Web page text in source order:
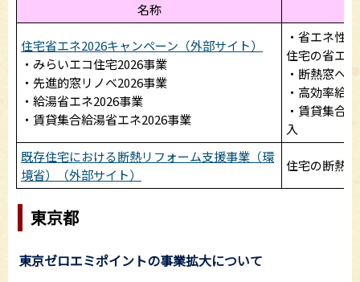
名称
住宅省エネ2026キャンペーン（外部サイト）
・みらいエコ住宅2026事業
・先進的窓リノベ2026事業
・給湯省エネ2026事業
・賃貸集合給湯省エネ2026事業
・省エネ性
住宅の省エ
・断熱窓へ
・高効率給
・賃貸集合
入
既存住宅における断熱リフォーム支援事業（環
境省）（外部サイト）
住宅の断熱
東京都
東京ゼロエミポイントの事業拡大について